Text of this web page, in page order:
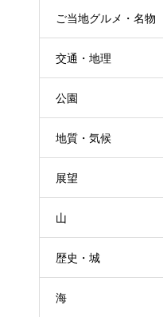
ご当地グルメ・名物
交通・地理
公園
地質・気候
展望
山
歴史・城
海